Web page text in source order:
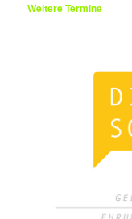
Weitere Termine